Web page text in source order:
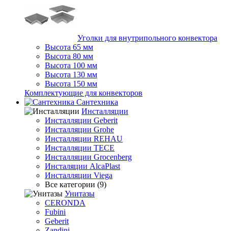
Уголки для внутрипольного конвектора
Высота 65 мм
Высота 80 мм
Высота 100 мм
Высота 130 мм
Высота 150 мм
Комплектующие для конвекторов
Сантехника
Инсталляции
Инсталляции Geberit
Инсталляции Grohe
Инсталляции REHAU
Инсталляции TECE
Инсталляции Grocenberg
Инсталяции AlcaPlast
Инсталляции Viega
Все категории (9)
Унитазы
CERONDA
Fubini
Geberit